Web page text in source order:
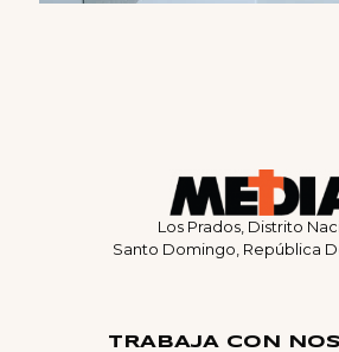
Los Prados, Distrito
Santo Domingo, República
TRABAJA CON